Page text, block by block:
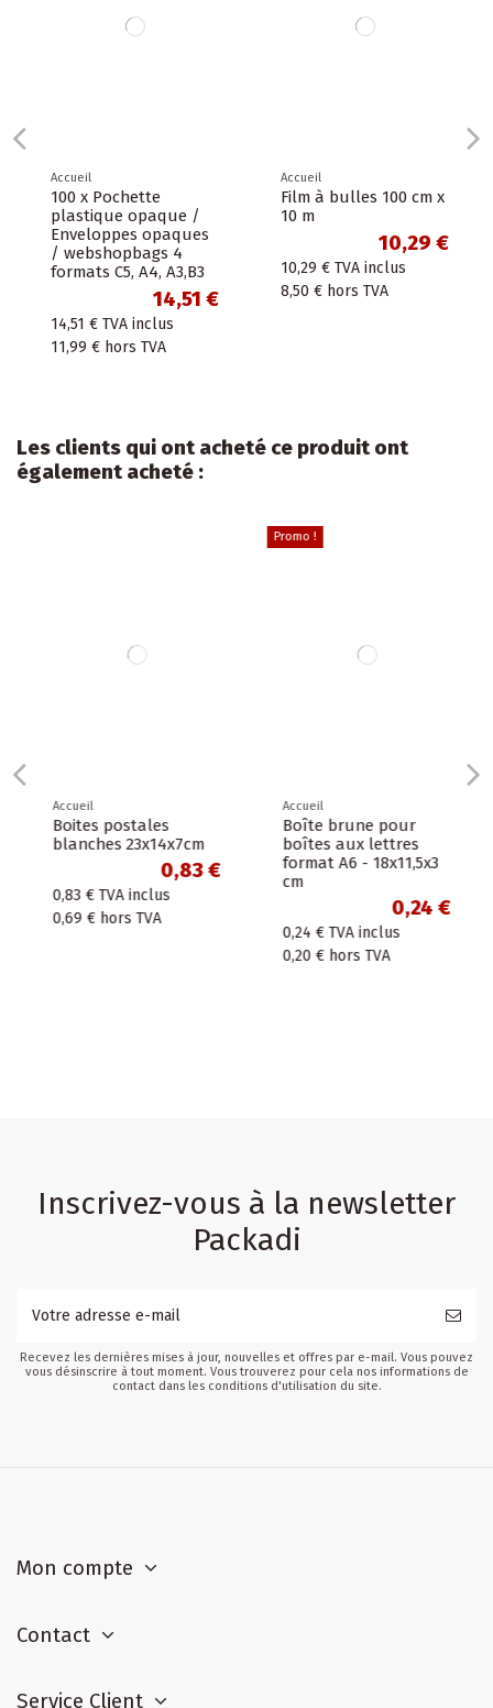
Accueil
100 x Pochette
plastique opaque /
Enveloppes opaques
/ webshopbags 4
formats C5, A4, A3,B3
14,51 €
14,51 € TVA inclus
11,99 € hors TVA
Accueil
Film à bulles 100 cm x
10 m
10,29 €
10,29 € TVA inclus
8,50 € hors TVA
Les clients qui ont acheté ce produit ont
également acheté :
Accueil
Boites postales
blanches 23x14x7cm
0,83 €
0,83 € TVA inclus
0,69 € hors TVA
Promo !
Accueil
Boîte brune pour
boîtes aux lettres
format A6 - 18x11,5x3
cm
0,24 €
0,24 € TVA inclus
0,20 € hors TVA
Inscrivez-vous à la newsletter
Packadi
Recevez les dernières mises à jour, nouvelles et offres par e-mail. Vous pouvez
vous désinscrire à tout moment. Vous trouverez pour cela nos informations de
contact dans les conditions d'utilisation du site.
Mon compte
Contact
Service Client